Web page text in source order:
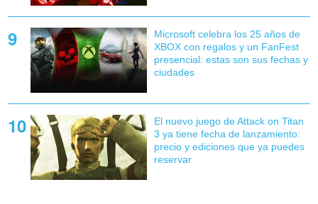
Microsoft celebra los 25 años de
XBOX con regalos y un FanFest
presencial: estas son sus fechas y
ciudades
El nuevo juego de Attack on Titan
3 ya tiene fecha de lanzamiento:
precio y ediciones que ya puedes
reservar